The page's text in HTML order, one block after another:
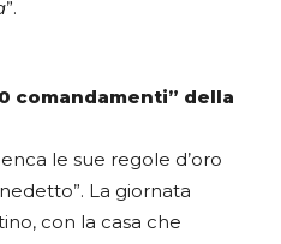
”.
comandamenti” della
le sue regole d’oro
La giornata
con la casa che